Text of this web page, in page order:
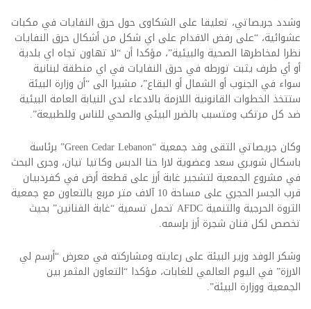
وشدد جريصاتي، تعليقا على الشكاوى حول حرق النفايات في مكبات
عشوائية، “على رفض الاقدام على اي شكل من أشكال حرق النفايات
نظرا لمخاطرها الصحية والبيئية”، مؤكدا أن “لا تهاون تجاه اي بلدية
أو أي طرف يثبت تورطه في حرق النفايات في اي منطقة لبنانية
سواء في الجنوب أو الشمال أو البقاع”، مشيرا الى “أن وزارة البيئة
ستتخذ الخطوات القانونية اللازمة بالادعاء لدى النيابة العامة البيئية
ضد كل مرتكب ومتسبب بالضرر البيئي والصحي للناس وللطبيعة”.
وكان جريصاتي التقى وفد جمعية “Green Cedar Lebanon” برئاسة
باسكال شويري سعد وعضوية لارا حنا الدبس وكاتيا تيان، وجرى البحث
في مشروع الجمعية لتشجير غابة أرز على قطعة أرض في كفردبيان
قرب الجسر الحجري على مساحة 10 آلاف متر مربع بالتعاون مع جمعية
الثروة الحرجية والتنمية AFDC تحمل تسمية “غابة الفنانين” بحيث
تخصص لكل فنان شجرة أرز بإسمه.
وشكر الوفد وزير البيئة على رعايته ومشاركته في معرض “أرسم لي
الارزة” في اليوم العالمي للغابات، مؤكدا “التعاون المثمر بين
الجمعية ووزارة البيئة”.